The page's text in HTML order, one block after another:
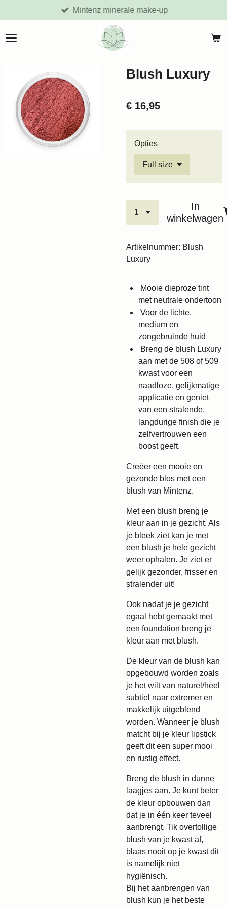
direct
naar
Mintenz minerale make-up
Blush Luxury
€ 16,95
Opties
In
winkelwagen
Artikelnummer: Blush
Luxury
Mooie dieproze tint
met neutrale ondertoon
Voor de lichte,
medium en
zongebruinde huid
Breng de blush Luxury
aan met de 508 of 509
kwast voor een
naadloze, gelijkmatige
applicatie en geniet
van een stralende,
langdurige finish die je
zelfvertrouwen een
boost geeft.
Creëer een mooie en
gezonde blos met een
blush van Mintenz.
Met een blush breng je
kleur aan in je gezicht. Als
je bleek ziet kan je met
een blush je hele gezicht
weer ophalen. Je ziet er
gelijk gezonder, frisser en
stralender uit!
Ook nadat je je gezicht
egaal hebt gemaakt met
een foundation breng je
kleur aan met blush.
De kleur van de blush kan
opgebouwd worden zoals
je het wilt van naturel/heel
subtiel naar extremer en
makkelijk uitgeblend
worden. Wanneer je blush
matcht bij je kleur lipstick
geeft dit een super mooi
en rustig effect.
Breng de blush in dunne
laagjes aan. Je kunt beter
de kleur opbouwen dan
dat je in één keer teveel
aanbrengt. Tik overtollige
blush van je kwast af,
blaas nooit op je kwast dit
is namelijk niet
hygiënisch.
Bij het aanbrengen van
blush kun je het beste